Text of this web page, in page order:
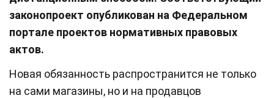
законопроект опубликован на Федеральном
портале проектов нормативных правовых
актов.
Новая обязанность распространится не только
на сами магазины, но и на продавцов